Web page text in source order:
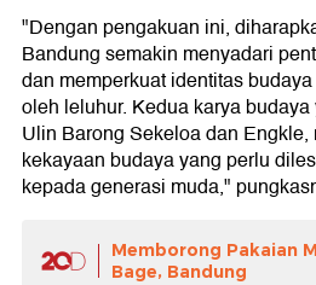
"Dengan pengakuan ini,
Bandung semakin menyadari
dan memperkuat identitas
oleh leluhur. Kedua karya
Ulin Barong Sekeloa dan
kekayaan budaya yang perlu
kepada generasi muda,"
Memborong Pakaian
Bage, Bandung